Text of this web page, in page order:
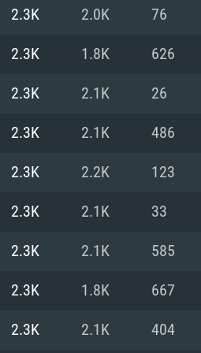
mais
com DirectX 11 ou
ou superior,
i7 (Intel Xeon não
Vega II ou
banda larga.
de 6 meses) /
com os drivers
2.3K 2.0K 76
2.3K 1.8K 626
2.3K 2.1K 26
2.3K 2.1K 486
2.3K 2.2K 123
2.3K 2.1K 33
2.3K 2.1K 585
2.3K 1.8K 667
2.3K 2.1K 404